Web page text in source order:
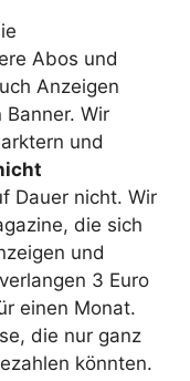
Abos und
Anzeigen
Wir
und
Dauer nicht. Wir
die sich
und
3 Euro
einen Monat.
die nur ganz
könnten.